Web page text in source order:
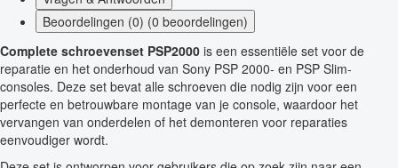
Beoordelingen (0) (0 beoordelingen)
Complete schroevenset PSP2000 is een essentiële set voor de
reparatie en het onderhoud van Sony PSP 2000- en PSP Slim-
consoles. Deze set bevat alle schroeven die nodig zijn voor een
perfecte en betrouwbare montage van je console, waardoor het
vervangen van onderdelen of het demonteren voor reparaties
eenvoudiger wordt.